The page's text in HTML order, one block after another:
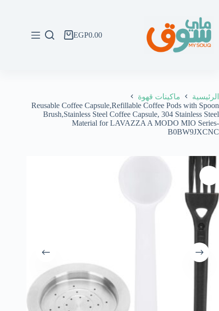
المحتوى
عربةEGP0.00
الرئيسية
ماكينات قهوة
Reusable Coffee Capsule,Refillable Coffee Pods with Spoon
Brush,Stainless Steel Coffee Capsule, 304 Stainless Steel
Material for LAVAZZA A MODO MIO Series-
B0BW9JXCNC